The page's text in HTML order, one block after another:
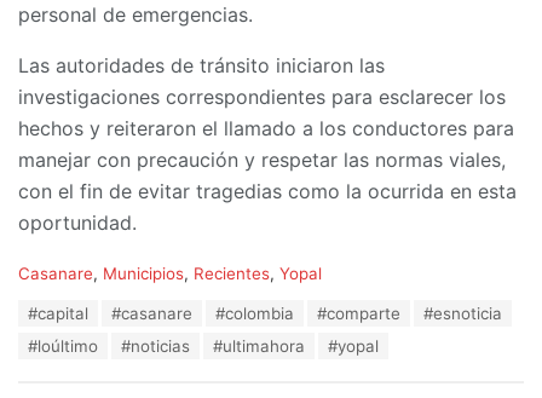
personal de emergencias.
Las autoridades de tránsito iniciaron las
investigaciones correspondientes para esclarecer los
hechos y reiteraron el llamado a los conductores para
manejar con precaución y respetar las normas viales,
con el fin de evitar tragedias como la ocurrida en esta
oportunidad.
C
Casanare, Municipios, Recientes, Yopal
#capital #casanare #colombia #comparte
#esnoticia
#loúltimo
#noticias #ultimahora #yopal